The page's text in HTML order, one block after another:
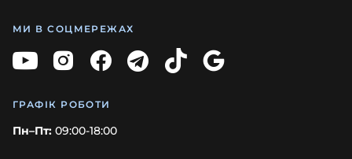
МИ В СОЦМЕРЕЖАХ
ГРАФІК РОБОТИ
Пн–Пт: 09:00-18:00